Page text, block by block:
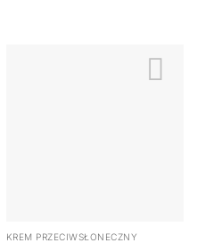
KREM PRZECIWSŁONECZNY